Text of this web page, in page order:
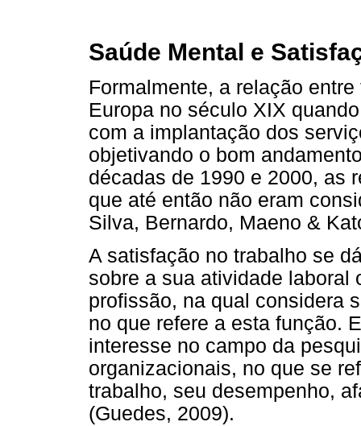
Saúde Mental e
Formalmente, a relação
Europa no século XIX
com a implantação dos
objetivando o bom
décadas de 1990 e 2000, as
que até então não eram
Silva, Bernardo, Maeno &
A satisfação no trabalho se
sobre a sua atividade laboral
profissão, na qual considera
no que refere a esta função.
interesse no campo da
organizacionais, no que se
trabalho, seu desempenho,
(Guedes, 2009).